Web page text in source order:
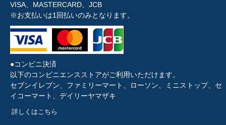
VISA、MASTERCARD、JCB
※お支払いは1回払いのみとなります。
●コンビニ決済
以下のコンビニエンスストアがご利用いただけます。
セブンイレブン、ファミリーマート、ローソン、ミニストップ、セ
イコーマート、デイリーヤマザキ
詳しくはこちら